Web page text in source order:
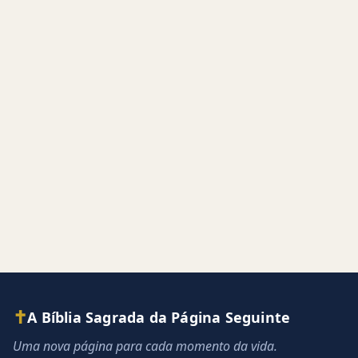
✝A Bíblia Sagrada da Página Seguinte
Uma nova página para cada momento da vida.